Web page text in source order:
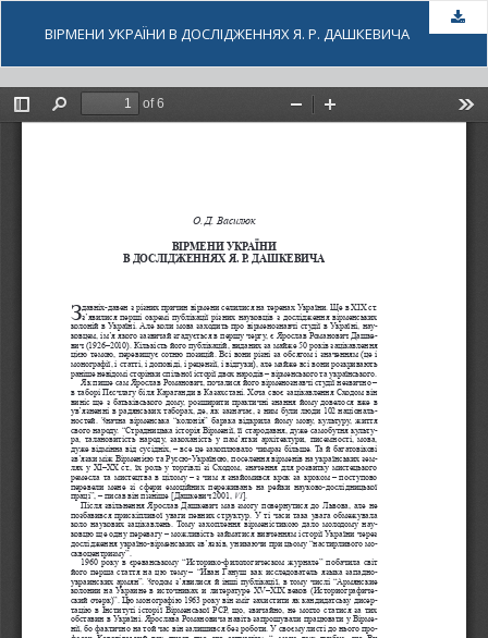
ВІРМЕНИ УКРАЇНИ В ДОСЛІДЖЕННЯХ Я. Р. ДАШКЕВИЧА